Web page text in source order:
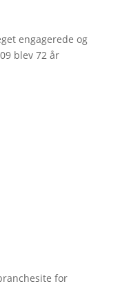
engagerede og
blev 72 år
for